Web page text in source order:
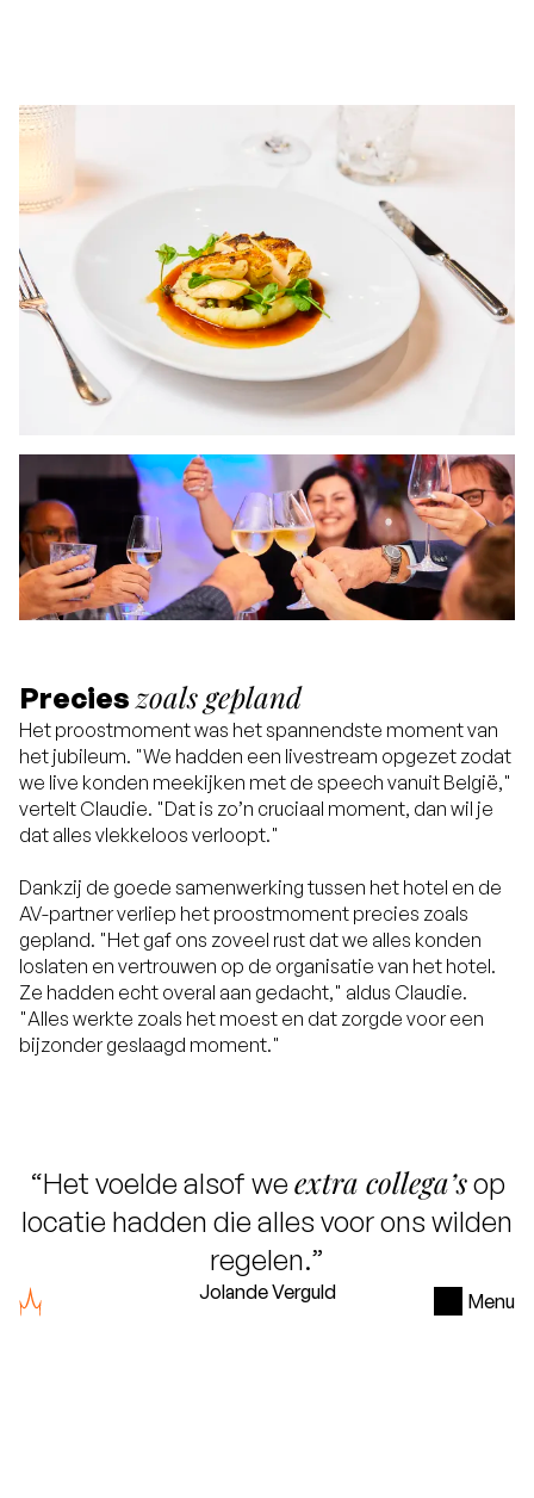
Menu
Precies zoals gepland
Het proostmoment was het spannendste moment van
het jubileum. "We hadden een livestream opgezet zodat
we live konden meekijken met de speech vanuit België,"
vertelt Claudie. "Dat is zo’n cruciaal moment, dan wil je
dat alles vlekkeloos verloopt."
Dankzij de goede samenwerking tussen het hotel en de
AV-partner verliep het proostmoment precies zoals
gepland. "Het gaf ons zoveel rust dat we alles konden
loslaten en vertrouwen op de organisatie van het hotel.
Ze hadden echt overal aan gedacht," aldus Claudie.
"Alles werkte zoals het moest en dat zorgde voor een
bijzonder geslaagd moment."
“Het voelde alsof we extra collega’sop
locatie hadden die alles voor ons wilden
regelen.”
Jolande Verguld